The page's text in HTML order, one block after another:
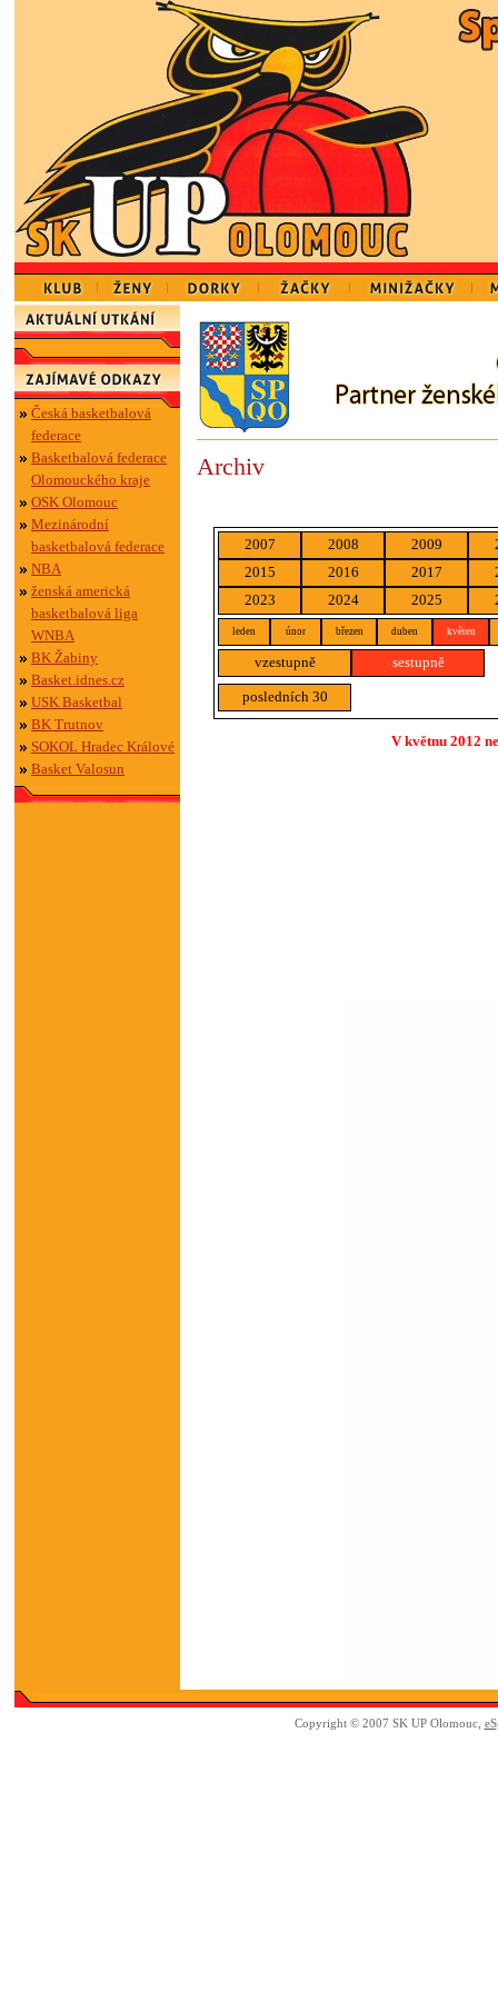
Česká basketbalová
federace
Basketbalová federace
Olomouckého kraje
OSK Olomouc
Mezinárodní
basketbalová federace
NBA
ženská americká
basketbalová liga
WNBA
BK Žabiny
Basket.idnes.cz
USK Basketbal
BK Trutnov
SOKOL Hradec Králové
Basket Valosun
Archiv
2007 2008 2009
2015
2016 2017
2023
2024 2025
leden únor březen duben květen
vzestupně sestupně
posledních 30
V květnu 2012
Copyright © 2007 SK UP Olomouc,